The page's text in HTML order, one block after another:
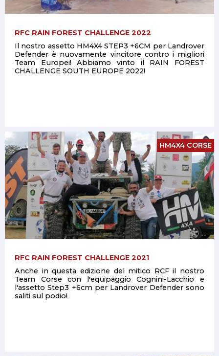
RFC RAIN FOREST CHALLENGE 2022
Il nostro assetto HM4X4 STEP3 +6CM per Landrover
Defender è nuovamente vincitore contro i migliori
Team Europei! Abbiamo vinto il RAIN FOREST
CHALLENGE SOUTH EUROPE 2022!
HM4X4 CORSE
RFC RAIN FOREST CHALLENGE 2021
Anche in questa edizione del mitico RCF il nostro
Team Corse con l'equipaggio Cognini-Lacchio e
l'assetto Step3 +6cm per Landrover Defender sono
saliti sul podio!